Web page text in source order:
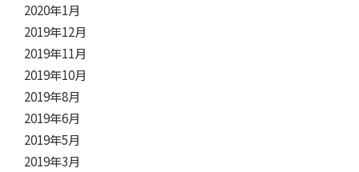
2020年1月
2019年12月
2019年11月
2019年10月
2019年8月
2019年6月
2019年5月
2019年3月